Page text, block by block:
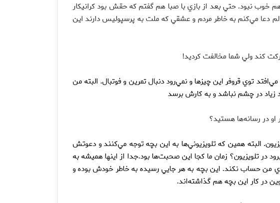
نبود. حتي بعد از بازي با صبا هم گفتم كه حقش بود كرانيكار
دعا مي‌كنم به خاطر مردم و عشقي كه ملت به پرسپوليس دارند اين
كند ولي شما مخالفت كرديد!
توي قروفر اين چيزها و نمي‌رود دنبال تمرين و فوتبال. البته من
زياد در چشم نباشد و به كارش برسد
در رسانه‌ها هستيد؟
البته همين كه تلويزيوني‌ها به اين بچه توجه مي‌كنند و دعوتش
در تلويزيون؟ زمان ما كجا اين صحبت‌ها بود.جدا از اينها هميشه به
من حساب نكند. اين بچه به هر جايي رسيده به خاطر خودش بوده و
در كار اين بچه هم گذاشته‌اند.